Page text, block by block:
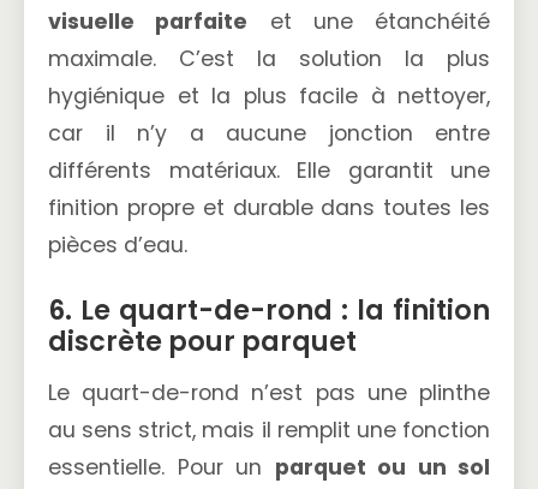
visuelle parfaite et une étanchéité
maximale. C’est la solution la plus
hygiénique et la plus facile à nettoyer,
car il n’y a aucune jonction entre
différents matériaux. Elle garantit une
finition propre et durable dans toutes les
pièces d’eau.
6. Le quart-de-rond : la finition
discrète pour parquet
Le quart-de-rond n’est pas une plinthe
au sens strict, mais il remplit une fonction
essentielle. Pour un parquet ou un sol